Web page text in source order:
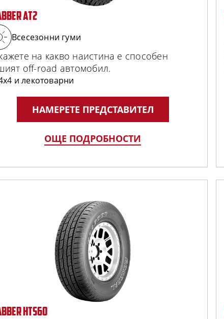
AT2
Всесезонни гуми
на какво наистина е способен
off-road автомобил.
и лекотоварни
НАМЕРЕТЕ ПРЕДСТАВИТЕЛ
ОЩЕ ПОДРОБНОСТИ
HTS60